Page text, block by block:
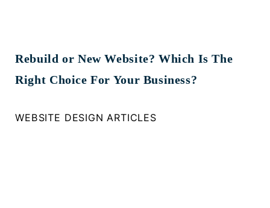
Rebuild or New Website? Which Is The
Right Choice For Your Business?
WEBSITE DESIGN ARTICLES